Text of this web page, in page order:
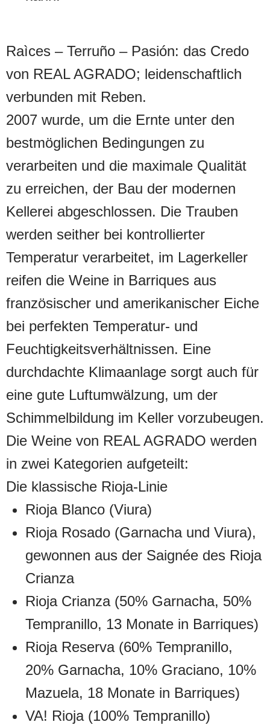
Raìces – Terruño – Pasión: das Credo
von REAL AGRADO; leidenschaftlich
verbunden mit Reben.
2007 wurde, um die Ernte unter den
bestmöglichen Bedingungen zu
verarbeiten und die maximale Qualität
zu erreichen, der Bau der modernen
Kellerei abgeschlossen. Die Trauben
werden seither bei kontrollierter
Temperatur verarbeitet, im Lagerkeller
reifen die Weine in Barriques aus
französischer und amerikanischer Eiche
bei perfekten Temperatur- und
Feuchtigkeitsverhältnissen. Eine
durchdachte Klimaanlage sorgt auch für
eine gute Luftumwälzung, um der
Schimmelbildung im Keller vorzubeugen.
Die Weine von REAL AGRADO werden
in zwei Kategorien aufgeteilt:
Die klassische Rioja-Linie
Rioja Blanco (Viura)
Rioja Rosado (Garnacha und Viura),
gewonnen aus der Saignée des Rioja
Crianza
Rioja Crianza (50% Garnacha, 50%
Tempranillo, 13 Monate in Barriques)
Rioja Reserva (60% Tempranillo,
20% Garnacha, 10% Graciano, 10%
Mazuela, 18 Monate in Barriques)
VA! Rioja (100% Tempranillo)